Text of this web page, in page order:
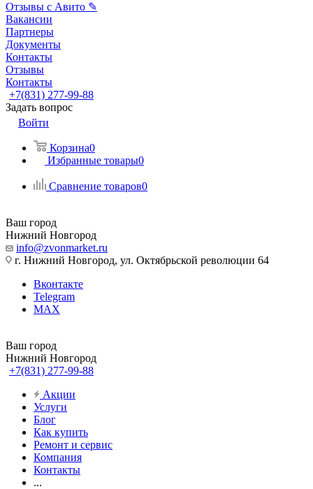
Отзывы с Авито ✎
Вакансии
Партнеры
Документы
Контакты
Отзывы
Контакты
+7(831) 277-99-88
Задать вопрос
Войти
Корзина0
Избранные товары0
Сравнение товаров0
Ваш город
Нижний Новгород
info@zvonmarket.ru
г. Нижний Новгород, ул. Октябрьской революции 64
Вконтакте
Telegram
MAX
Ваш город
Нижний Новгород
+7(831) 277-99-88
Акции
Услуги
Блог
Как купить
Ремонт и сервис
Компания
Контакты
...